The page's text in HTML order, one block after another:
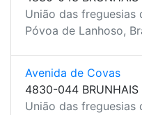
União das freguesias
Póvoa de Lanhoso,
Avenida de Covas
4830-044 BRUNHAIS
União das freguesias